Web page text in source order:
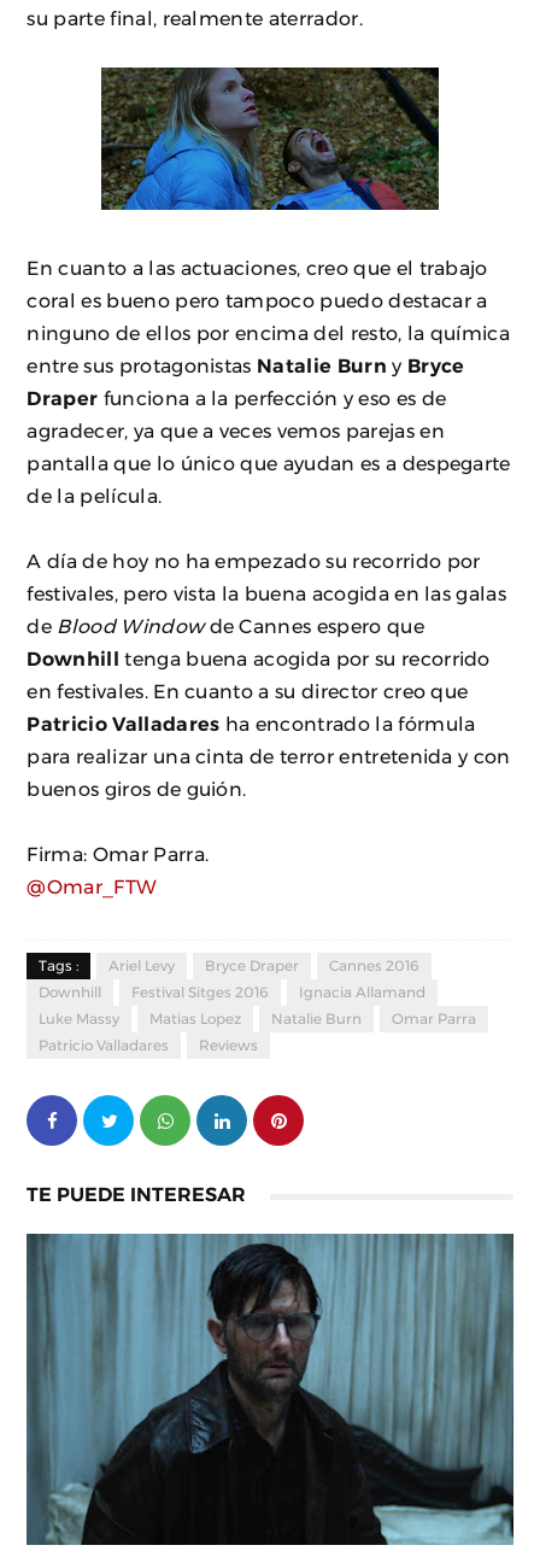
su parte final, realmente aterrador.
En cuanto a las actuaciones, creo que el trabajo
coral es bueno pero tampoco puedo destacar a
ninguno de ellos por encima del resto, la química
entre sus protagonistas Natalie Burn y Bryce
Draper funciona a la perfección y eso es de
agradecer, ya que a veces vemos parejas en
pantalla que lo único que ayudan es a despegarte
de la película.
A día de hoy no ha empezado su recorrido por
festivales, pero vista la buena acogida en las galas
de Blood Windowde Cannes espero que
Downhill tenga buena acogida por su recorrido
en festivales. En cuanto a su director creo que
Patricio Valladares ha encontrado la fórmula
para realizar una cinta de terror entretenida y con
buenos giros de guión.
Firma: Omar Parra.
@Omar_FTW
Tags : Ariel Levy Bryce Draper
Cannes 2016
Downhill
Festival Sitges 2016
Ignacia Allamand
Luke Massy
Matias Lopez Natalie Burn
Omar Parra
Patricio Valladares
Reviews
TE PUEDE INTERESAR